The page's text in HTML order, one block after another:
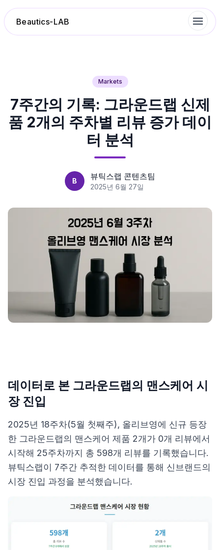
Beautics-LAB
성분분석
나의 스킨케어
제품비교
Login
Markets
7주간의 기록: 그라운드랩 신제
품 2개의 주차별 리뷰 증가 데이
터 분석
B 뷰틱스랩 콘텐츠팀
2025년 6월 27일
데이터로 본 그라운드랩의 맨스케어 시
장 진입
2025년 18주차(5월 첫째주), 올리브영에 신규 등장
한 그라운드랩의 맨스케어 제품 2개가 0개 리뷰에서
시작해 25주차까지 총 598개 리뷰를 기록했습니다.
뷰틱스랩이 7주간 추적한 데이터를 통해 신브랜드의
시장 진입 과정을 분석했습니다.